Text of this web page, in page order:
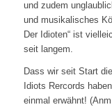
und zudem
und musikalisches
Der Idioten“ ist
seit langem.
Dass wir seit Start
Idiots Rercords
einmal erwähnt!